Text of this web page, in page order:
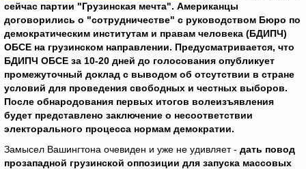
сейчас партии "Грузинская мечта". Американцы
договорились о "сотрудничестве" с руководством Бюро по
демократическим институтам и правам человека (БДИПЧ)
ОБСЕ на грузинском направлении. Предусматривается, что
БДИПЧ ОБСЕ за 10-20 дней до голосования опубликует
промежуточный доклад с выводом об отсутствии в стране
условий для проведения свободных и честных выборов.
После обнародования первых итогов волеизъявления
будет представлено заключение о несоответствии
электорального процесса нормам демократии.
Замысел Вашингтона очевиден и уже не удивляет - дать повод
прозападной грузинской оппозиции для запуска массовых